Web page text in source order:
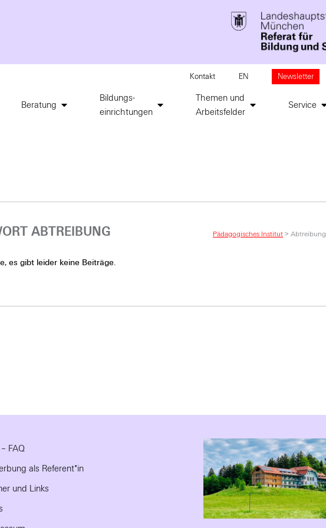
Kontakt EN Newsletter
Beratung
Bildungs-
einrichtungen
Themen und
Arbeitsfelder
Service
ABTREIBUNG Pädagogisches Institut > Abtreibung
es gibt leider keine Beiträge.
FAQ
als Referent*in
und Links